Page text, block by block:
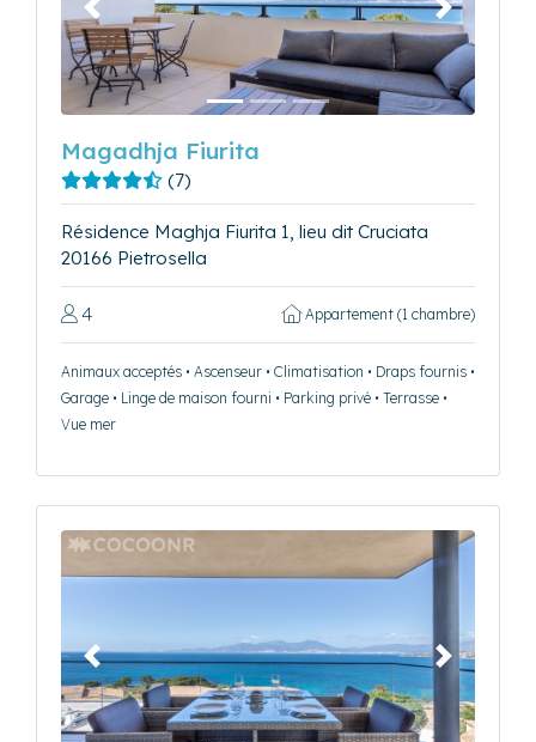
Précédent Suivant
Magadhja Fiurita
(7)
Résidence Maghja Fiurita 1, lieu dit Cruciata
20166 Pietrosella
4 Appartement (1 chambre)
Animaux acceptés • Ascenseur • Climatisation • Draps fournis •
Garage • Linge de maison fourni • Parking privé • Terrasse •
Vue mer
Précédent Suivant